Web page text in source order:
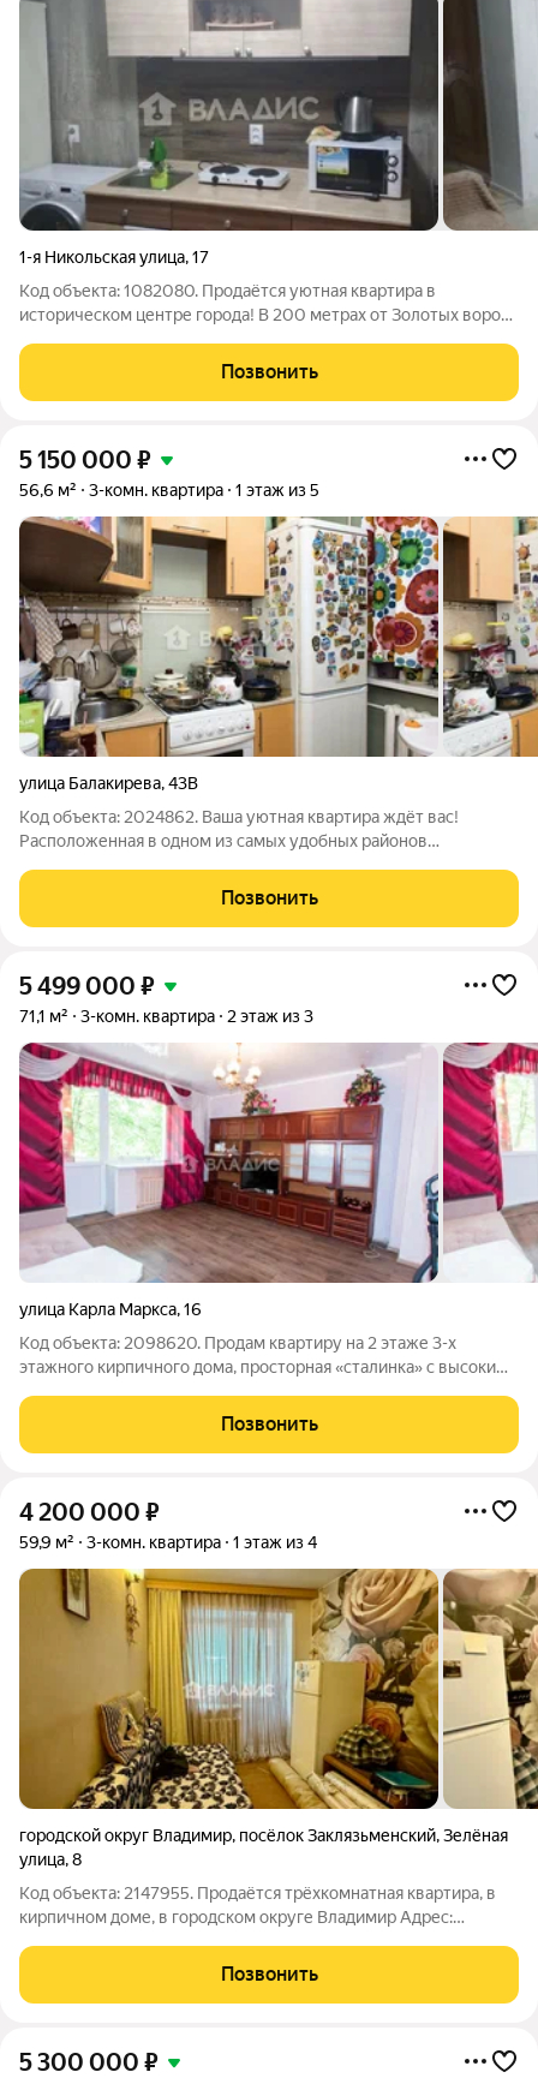
1-я Никольская улица,17
Код объекта: 1082080. Продаётся уютная квартира в
историческом центре города! В 200 метрах от Золотых ворот
Благодаря сделанной перепланировке и изолированным
комнатам, ваша жизнь станет ещё
Позвонить
5 150 000 ₽
56,6 м² 3-комн. квартира 1 этаж из 5
улица Балакирева,43В
Код объекта: 2024862. Ваша уютная квартира ждёт вас!
Расположенная в одном из самых удобных районов
43В станет идеальным местом для вашей семьи. Квартира
находится в пятиэтажном панельном
Позвонить
5 499 000 ₽
71,1 м² 3-комн. квартира 2 этаж из 3
улица Карла Маркса,16
Код объекта: 2098620. Продам квартиру на 2 этаже 3-х
этажного кирпичного дома, просторная «сталинка» с высокими
в отличном состоянии!
Позвонить
4 200 000 ₽
59,9 м² 3-комн. квартира 1 этаж из 4
городской округ Владимир, посёлок Заклязьменский,Зелёная
улица,8
Код объекта: 2147955. Продаётся трёхкомнатная квартира, в
кирпичном доме, в городском округе Владимир Адрес:
выгодное предложение на рынке недвижимости. Общая
площадь квартиры составляет 59,9
Позвонить
5 300 000 ₽